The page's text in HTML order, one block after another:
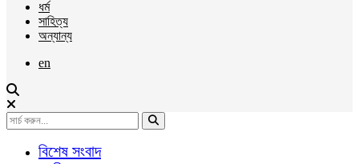
ধর্ম
সাহিত্য
অন্যান্য
en
বিশেষ সংবাদ